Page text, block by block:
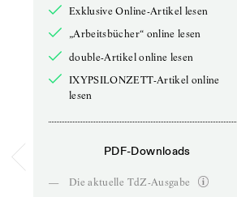
Exklusive Online-Artikel lesen
„Arbeitsbücher“ online lesen
double-Artikel online lesen
IXYPSILONZETT-Artikel online
lesen
PDF-Downloads
—
Die aktuelle TdZ-Ausgabe